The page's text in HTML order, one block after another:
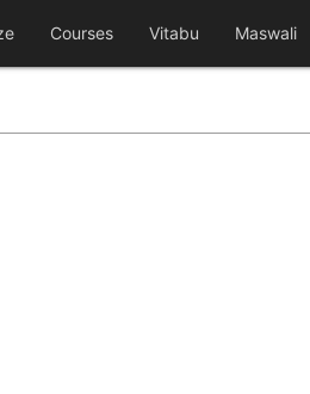
Courses Vitabu Maswali